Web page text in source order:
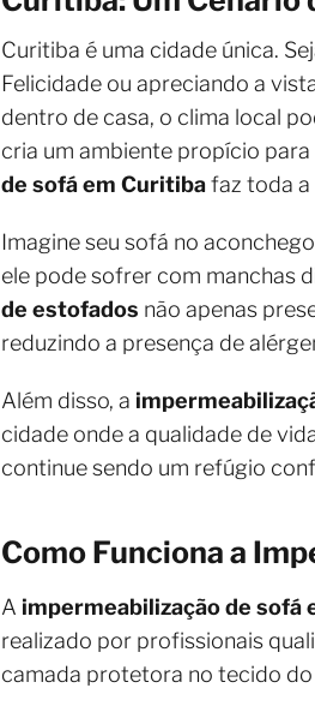
Curitiba é uma cidade única.
Felicidade ou apreciando a
dentro de casa, o clima local
cria um ambiente propício
de sofá em Curitibafaz toda
Imagine seu sofá no
ele pode sofrer com manchas
de estofados não apenas
reduzindo a presença de
Além disso, a
cidade onde a qualidade de
continue sendo um refúgio
Como Funciona a
A impermeabilização de sofá
realizado por profissionais
camada protetora no tecido